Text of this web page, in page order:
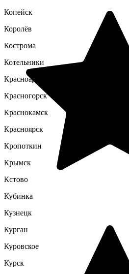
Копейск
Королёв
Кострома
Котельники
Красноармейск
Красногорск
Краснокамск
Красноярск
Кропоткин
Крымск
Кстово
Кубинка
Кузнецк
Курган
Куровское
Курск